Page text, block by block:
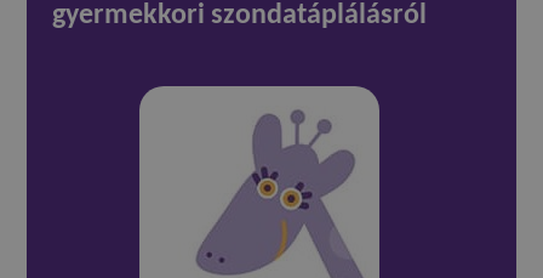
gyermekkori szondatáplálásról